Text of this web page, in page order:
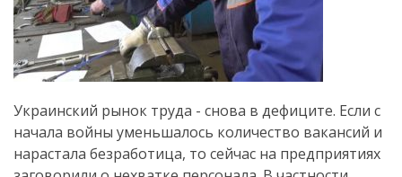
Украинский рынок труда - снова в дефиците. Если с
начала войны уменьшалось количество вакансий и
нарастала безработица, то сейчас на предприятиях